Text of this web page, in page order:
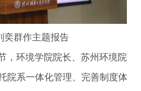
奕群作主题报告
，环境学院院长、苏州环境院
院系一体化管理、完善制度体